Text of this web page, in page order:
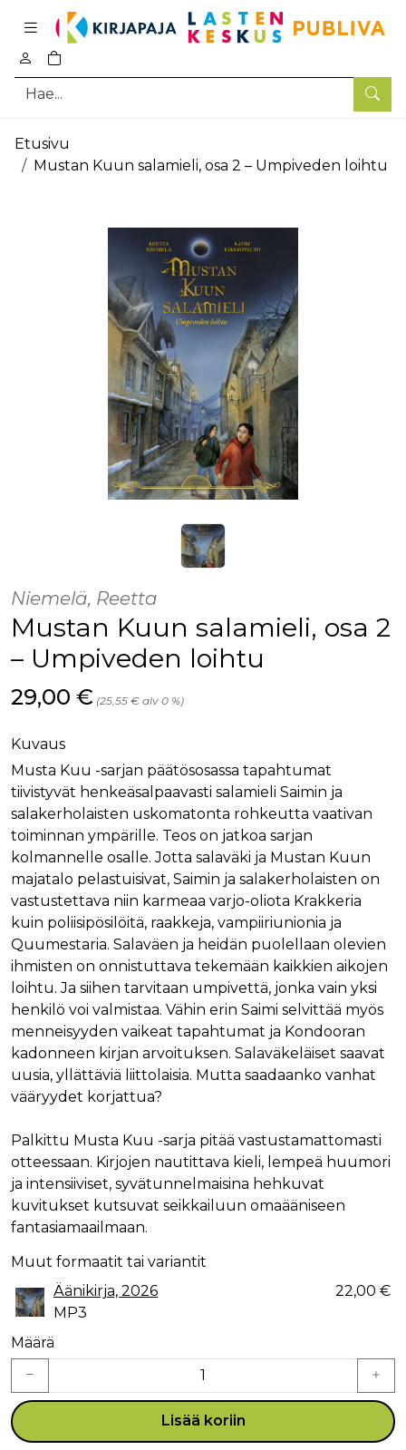
Hae
0
tuotetta ostoskorissa
Pääsisältö
Etusivu
Mustan Kuun salamieli, osa 2 – Umpiveden loihtu
Niemelä, Reetta
Mustan Kuun salamieli, osa 2
– Umpiveden loihtu
Hinta nyt
29,00 € (25,55 € alv 0 %)
Kuvaus
Musta Kuu -sarjan päätösosassa tapahtumat
tiivistyvät henkeäsalpaavasti salamieli Saimin ja
salakerholaisten uskomatonta rohkeutta vaativan
toiminnan ympärille. Teos on jatkoa sarjan
kolmannelle osalle. Jotta salaväki ja Mustan Kuun
majatalo pelastuisivat, Saimin ja salakerholaisten on
vastustettava niin karmeaa varjo-oliota Krakkeria
kuin poliisipösilöitä, raakkeja, vampiiriunionia ja
Quumestaria. Salaväen ja heidän puolellaan olevien
ihmisten on onnistuttava tekemään kaikkien aikojen
loihtu. Ja siihen tarvitaan umpivettä, jonka vain yksi
henkilö voi valmistaa. Vähin erin Saimi selvittää myös
menneisyyden vaikeat tapahtumat ja Kondooran
kadonneen kirjan arvoituksen. Salaväkeläiset saavat
uusia, yllättäviä liittolaisia. Mutta saadaanko vanhat
vääryydet korjattua?
Palkittu Musta Kuu -sarja pitää vastustamattomasti
otteessaan. Kirjojen nautittava kieli, lempeä huumori
ja intensiiviset, syvätunnelmaisina hehkuvat
kuvitukset kutsuvat seikkailuun omaääniseen
fantasiamaailmaan.
Muut formaatit tai variantit
Äänikirja, 2026
MP3
22,00 €
Määrä
Lisää koriin